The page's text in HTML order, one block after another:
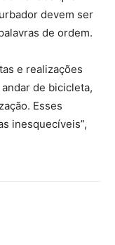
devem ser
de ordem.
e realizações
de bicicleta,
Esses
inesquecíveis”,